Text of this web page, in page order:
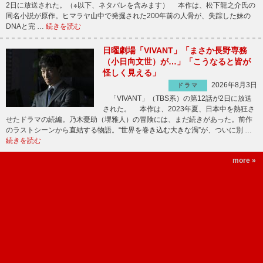
2日に放送された。（※以下、ネタバレを含みます） 本作は、松下龍之介氏の
同名小説が原作。ヒマラヤ山中で発掘された200年前の人骨が、失踪した妹の
DNAと完 … 続きを読む
日曜劇場「VIVANT」「まさか長野専務
（小日向文世）が…」「こうなると皆が
怪しく見える」
ドラマ
2026年8月3日
「VIVANT」（TBS系）の第12話が2日に放送
された。 本作は、2023年夏、日本中を熱狂さ
せたドラマの続編。乃木憂助（堺雅人）の冒険には、まだ続きがあった。前作
のラストシーンから直結する物語。“世界を巻き込む大きな渦”が、ついに別 …
続きを読む
more »